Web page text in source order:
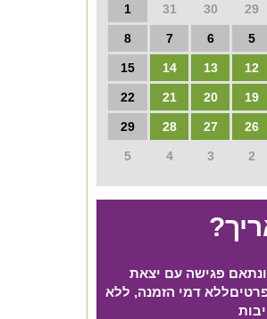
29
30
31
1
5
6
7
8
12
13
14
15
19
20
21
22
26
27
28
29
2
3
4
5
פגישה עם יצאת
ללא דמי הזמנה, ללא